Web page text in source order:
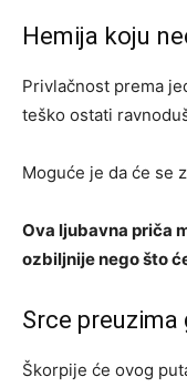
Hemija koju
Privlačnost prema
teško ostati
Moguće je da će se
Ova ljubavna priča
ozbiljnije nego što
Srce preuzima
Škorpije će ovog